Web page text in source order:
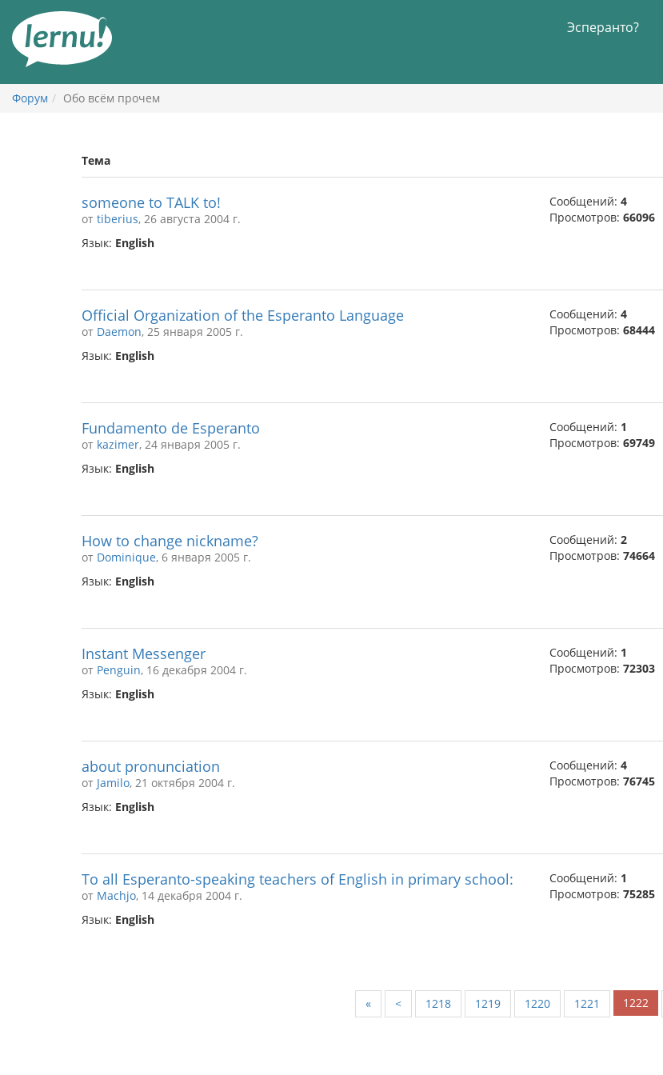
содержанию
Эсперанто?
Форум Обо всём прочем
Тема
someone to TALK to!
от tiberius, 26 августа 2004 г.
Язык: English
Сообщений: 4
Просмотров: 66096
Official Organization of the Esperanto Language
от Daemon, 25 января 2005 г.
Язык: English
Сообщений: 4
Просмотров: 68444
Fundamento de Esperanto
от kazimer, 24 января 2005 г.
Язык: English
Сообщений: 1
Просмотров: 69749
How to change nickname?
от Dominique, 6 января 2005 г.
Язык: English
Сообщений: 2
Просмотров: 74664
Instant Messenger
от Penguin, 16 декабря 2004 г.
Язык: English
Сообщений: 1
Просмотров: 72303
about pronunciation
от Jamilo, 21 октября 2004 г.
Язык: English
Сообщений: 4
Просмотров: 76745
To all Esperanto-speaking teachers of English in primary school:
от Machjo, 14 декабря 2004 г.
Язык: English
Сообщений: 1
Просмотров: 75285
« < 1218 1219 1220 1221 1222